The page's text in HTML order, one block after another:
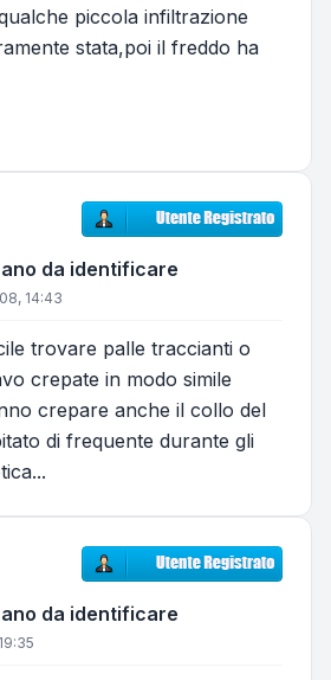
piccola infiltrazione
stata,poi il freddo ha
da identificare
14:43
trovare palle traccianti o
crepate in modo simile
crepare anche il collo del
di frequente durante gli
da identificare